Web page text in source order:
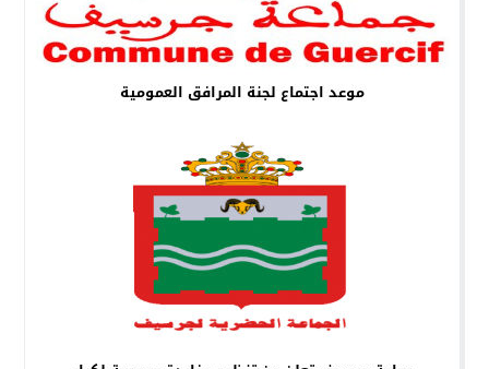
موعد اجتماع لجنة المرافق العمومية